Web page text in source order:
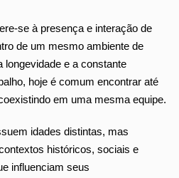
se à presença e interação de
de um mesmo ambiente de
longevidade e a constante
hoje é comum encontrar até
em uma mesma equipe.
idades distintas, mas
históricos, sociais e
influenciam seus